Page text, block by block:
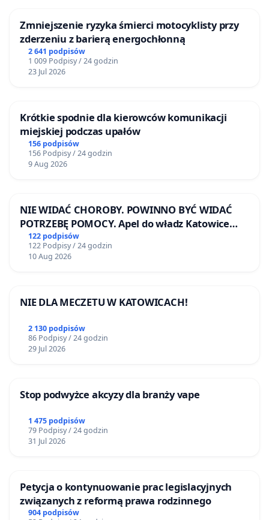
Zmniejszenie ryzyka śmierci motocyklisty przy
zderzeniu z barierą energochłonną
2 641 podpisów
1 009 Podpisy / 24 godzin
23 Jul 2026
Krótkie spodnie dla kierowców komunikacji
miejskiej podczas upałów
156 podpisów
156 Podpisy / 24 godzin
9 Aug 2026
NIE WIDAĆ CHOROBY. POWINNO BYĆ WIDAĆ
POTRZEBĘ POMOCY. Apel do władz Katowice
Airport o przystąpienie do programu HIDDEN
DISABILITIES SUNFLOWER – SŁONECZNIK –
UKRYTE NIEPEŁNOSPRAWNOŚCI
122 podpisów
122 Podpisy / 24 godzin
10 Aug 2026
NIE DLA MECZETU W KATOWICACH!
2 130 podpisów
86 Podpisy / 24 godzin
29 Jul 2026
Stop podwyżce akcyzy dla branży vape
1 475 podpisów
79 Podpisy / 24 godzin
31 Jul 2026
Petycja o kontynuowanie prac legislacyjnych
związanych z reformą prawa rodzinnego
904 podpisów